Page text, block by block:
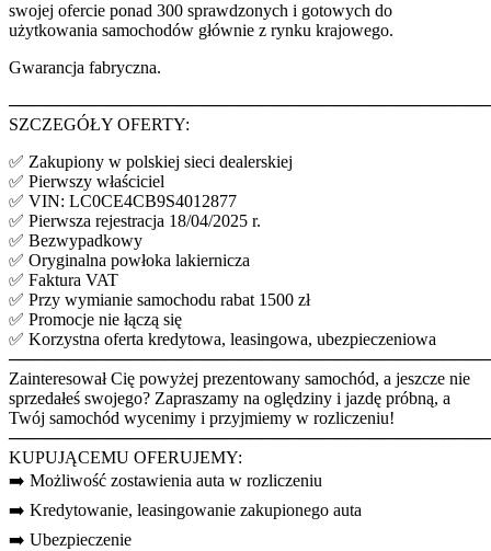
swojej ofercie ponad 300 sprawdzonych i gotowych do
użytkowania samochodów głównie z rynku krajowego.
Gwarancja fabryczna.
SZCZEGÓŁY OFERTY:
✅ Zakupiony w polskiej sieci dealerskiej
✅ Pierwszy właściciel
✅ VIN: LC0CE4CB9S4012877
✅ Pierwsza rejestracja 18/04/2025 r.
✅ Bezwypadkowy
✅ Oryginalna powłoka lakiernicza
✅ Faktura VAT
✅ Przy wymianie samochodu rabat 1500 zł
✅ Promocje nie łączą się
✅ Korzystna oferta kredytowa, leasingowa, ubezpieczeniowa
Zainteresował Cię powyżej prezentowany samochód, a jeszcze nie
sprzedałeś swojego? Zapraszamy na oględziny i jazdę próbną, a
Twój samochód wycenimy i przyjmiemy w rozliczeniu!
KUPUJĄCEMU OFERUJEMY:
➡️ Możliwość zostawienia auta w rozliczeniu
➡️ Kredytowanie, leasingowanie zakupionego auta
➡️ Ubezpieczenie